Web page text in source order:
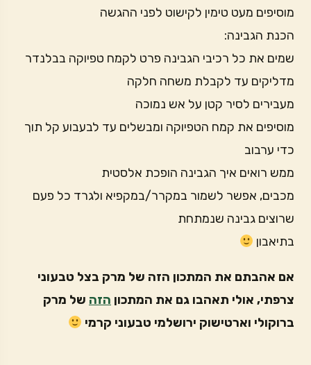
מוסיפים מעט טימין לקישוט לפני ההגשה
הכנת הגבינה:
שמים את כל רכיבי הגבינה פרט לקמח טפיוקה בבלנדר
מדליקים עד לקבלת משחה חלקה
מעבירים לסיר קטן על אש נמוכה
מוסיפים את קמח הטפיוקה ומבשלים עד לבעבוע קל תוך
כדי ערבוב
ממש רואים איך הגבינה הופכת אלסטית
מכבים, אפשר לשמור במקרר/במקפיא ולגרד כל פעם
שרוצים גבינה שנמתחת
בתיאבון
אם אהבתם את המתכון הזה של מרק בצל טבעוני
צרפתי, אולי תאהבו גם את המתכון הזה של מרק
ברוקולי וארטישוק ירושלמי טבעוני קרמי